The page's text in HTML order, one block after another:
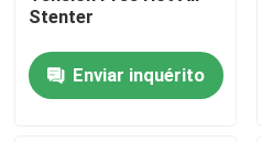
Stenter
Enviar inquérito